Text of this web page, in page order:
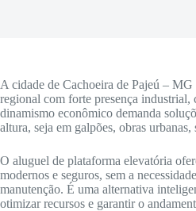
A cidade de Cachoeira de Pajeú –
regional com forte presença industrial,
dinamismo econômico demanda
altura, seja em galpões, obras
O aluguel de plataforma elevatória
modernos e seguros, sem a
manutenção. É uma alternativa
otimizar recursos e garantir o